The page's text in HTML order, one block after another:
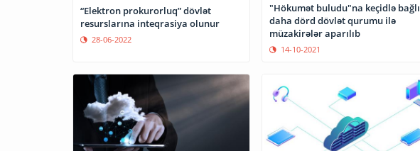
“Elektron prokurorluq” dövlət
resurslarına inteqrasiya olunur
28-06-2022
"Hökumət buludu"na keçidlə bağlı
daha dörd dövlət qurumu ilə
müzakirələr aparılıb
14-10-2021